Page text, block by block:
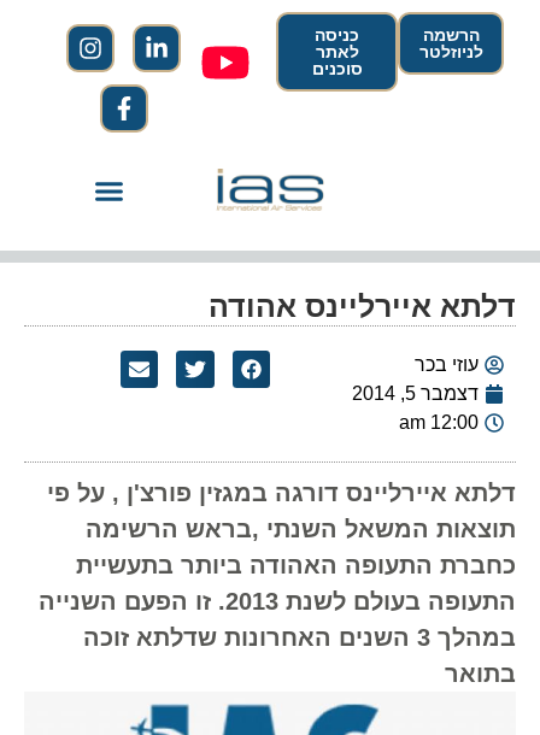
הרשמה
לניוזלטר
כניסה
לאתר
סוכנים
דלתא איירליינס אהודה
עוזי בכר
דצמבר 5, 2014
12:00 am
דלתא איירליינס דורגה במגזין פורצ'ן , על פי
תוצאות המשאל השנתי ,בראש הרשימה
כחברת התעופה האהודה ביותר בתעשיית
התעופה בעולם לשנת 2013. זו הפעם השנייה
במהלך 3 השנים האחרונות שדלתא זוכה
בתואר